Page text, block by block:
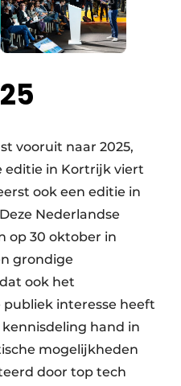
vooruit naar 2025,
editie in Kortrijk viert
ook een editie in
Nederlandse
op 30 oktober in
grondige
ook het
interesse heeft
hand in
mogelijkheden
door top tech